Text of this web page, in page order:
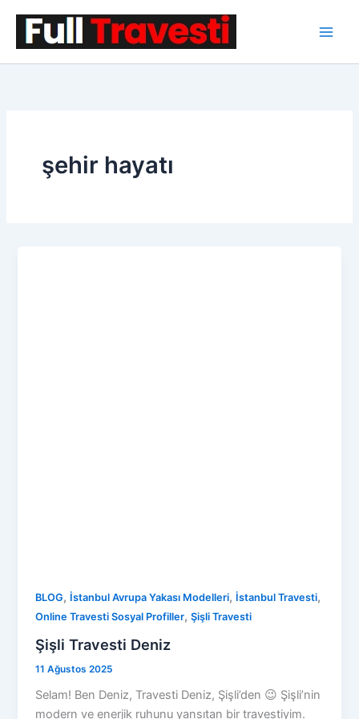
şehir hayatı
BLOG, İstanbul Avrupa Yakası Modelleri, İstanbul Travesti,
Online Travesti Sosyal Profiller,Şişli Travesti
Şişli Travesti Deniz
11 Ağustos 2025
Selam! Ben Deniz, Travesti Deniz, Şişli’den 😉 Şişli’nin
modern ve enerjik ruhunu yansıtan bir travestiyim.